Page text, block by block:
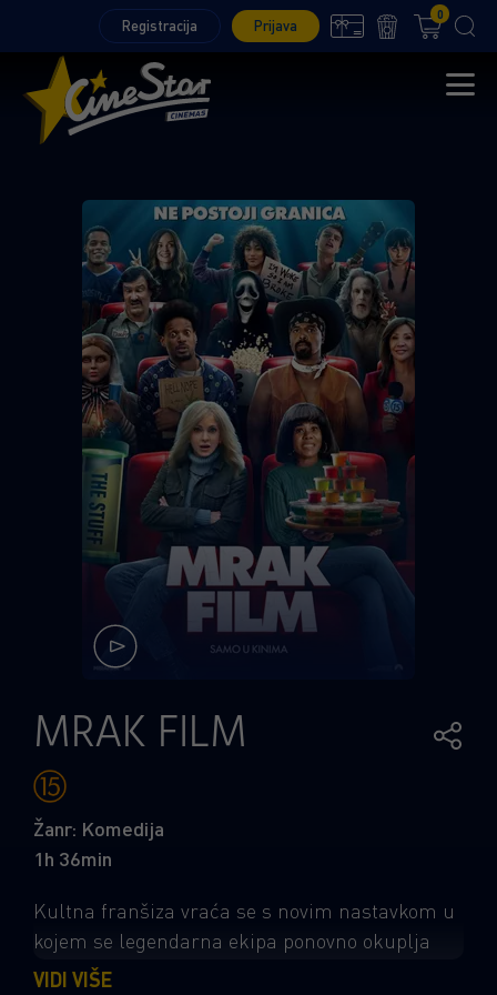
Registracija Prijava
0
MRAK FILM
Žanr: Komedija
1h 36min
Kultna franšiza vraća se s novim nastavkom u
kojem se legendarna ekipa ponovno okuplja
kako bi bez zadrške ismijala sve ono što
VIDI VIŠE